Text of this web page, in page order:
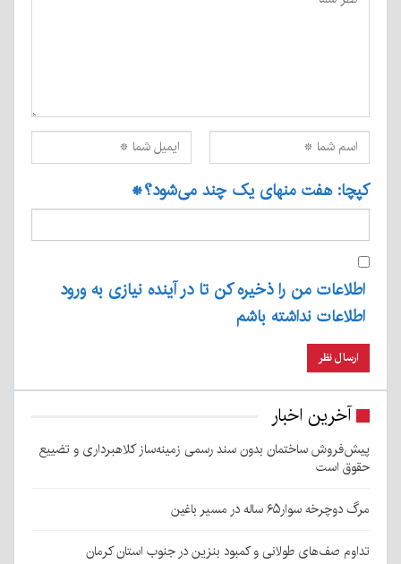
کپچا: هفت منهای یک چند می‌شود؟*
اطلاعات من را ذخیره کن تا در آینده نیازی به ورود
اطلاعات نداشته باشم
آخرین اخبار
پیش‌فروش ساختمان بدون سند رسمی زمینه‌ساز کلاهبرداری و تضییع
حقوق است
مرگ دوچرخه سوار۶۵ ساله در مسیر باغین
تداوم صف‌های طولانی و کمبود بنزین در جنوب استان کرمان